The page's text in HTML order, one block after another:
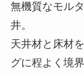
無機質なモル
井。
天井材と床材
グに程よく境